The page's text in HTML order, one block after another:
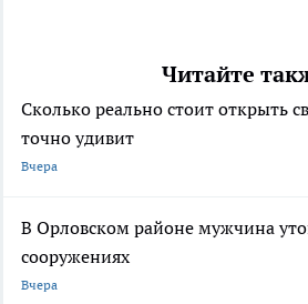
Читайте
Сколько реально стоит открыть
точно удивит
Вчера
В Орловском районе мужчина
сооружениях
Вчера